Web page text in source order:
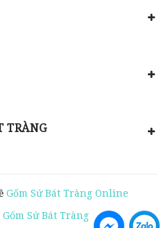
TRÀNG
Gốm Sứ Bát Tràng Online
Gốm Sứ Bát Tràng